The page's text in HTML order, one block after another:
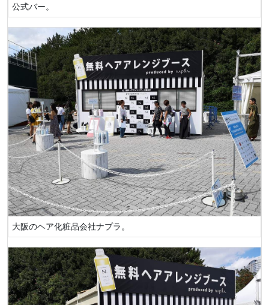
公式バー。
大阪のヘア化粧品会社ナプラ。